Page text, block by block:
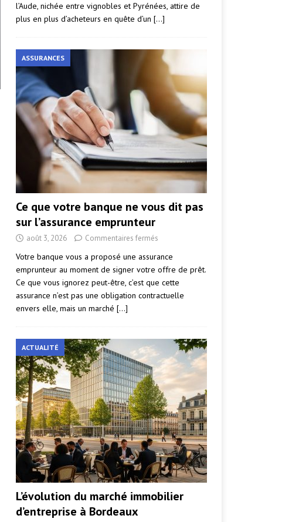
l’Aude, nichée entre vignobles et Pyrénées, attire de
plus en plus d’acheteurs en quête d’un […]
ASSURANCES
Ce que votre banque ne vous dit pas
sur l’assurance emprunteur
août 3, 2026 Commentaires fermés
Votre banque vous a proposé une assurance
emprunteur au moment de signer votre offre de prêt.
Ce que vous ignorez peut-être, c’est que cette
assurance n’est pas une obligation contractuelle
envers elle, mais un marché […]
ACTUALITÉ
L’évolution du marché immobilier
d’entreprise à Bordeaux